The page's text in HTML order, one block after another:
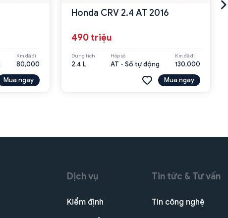
Km đã đi
80,000
Mua ngay
Honda CRV 2.4 AT 2016
490 triệu
Dung tích
2.4 L
Hộp số
AT - Số tự động
Km đã đi
130,000
Mua ngay
Dịch vụ
Kiểm định
Tin tức & Tư vấn
Tin công nghệ